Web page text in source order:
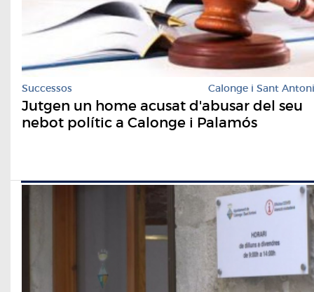
Successos Calonge i Sant Antoni
Jutgen un home acusat d'abusar del seu
nebot polític a Calonge i Palamós